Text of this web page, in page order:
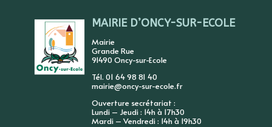
MAIRIE D’ONCY-SUR-ECOLE
Mairie
Grande Rue
91490 Oncy-sur-Ecole
Tél. 01 64 98 81 40
mairie@oncy-sur-ecole.fr
Ouverture secrétariat :
Lundi – Jeudi : 14h à 17h30
Mardi – Vendredi : 14h à 19h30